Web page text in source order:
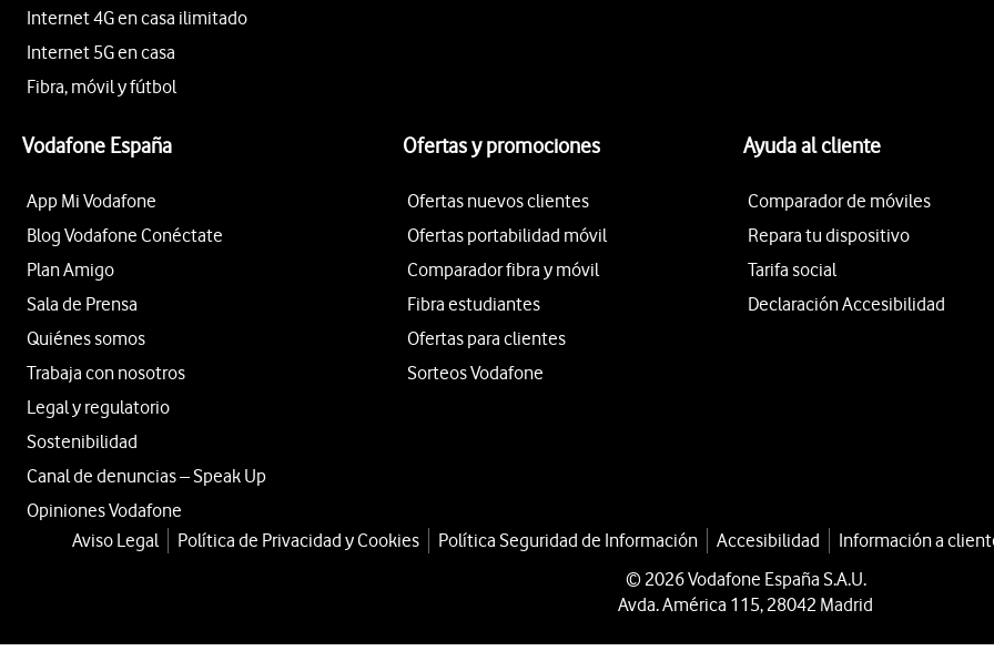
Internet 4G en casa ilimitado
Internet 5G en casa
Fibra, móvil y fútbol
Vodafone España
App Mi Vodafone
Blog Vodafone Conéctate
Plan Amigo
Sala de Prensa
Quiénes somos
Trabaja con nosotros
Legal y regulatorio
Sostenibilidad
Canal de denuncias – Speak Up
Opiniones Vodafone
Ofertas y promociones
Ofertas nuevos clientes
Ofertas portabilidad móvil
Comparador fibra y móvil
Fibra estudiantes
Ofertas para clientes
Sorteos Vodafone
Ayuda al cliente
Comparador de móviles
Repara tu dispositivo
Tarifa social
Declaración Accesibilidad
Aviso Legal Política de Privacidad y Cookies Política Seguridad de Información Accesibilidad
Información a
© 2026 Vodafone España S.A.U.
Avda. América 115, 28042 Madrid